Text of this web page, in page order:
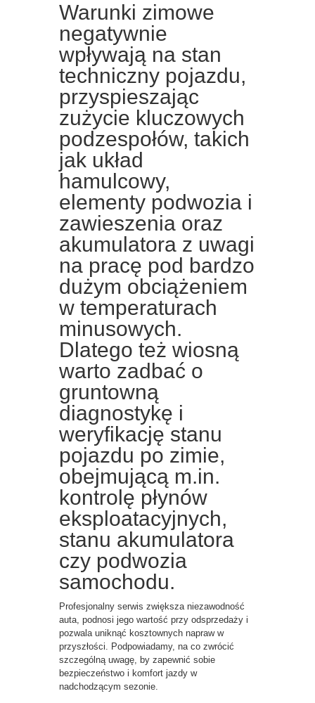
Warunki zimowe
negatywnie
wpływają na stan
techniczny pojazdu,
przyspieszając
zużycie kluczowych
podzespołów, takich
jak układ
hamulcowy,
elementy podwozia i
zawieszenia oraz
akumulatora z uwagi
na pracę pod bardzo
dużym obciążeniem
w temperaturach
minusowych.
Dlatego też wiosną
warto zadbać o
gruntowną
diagnostykę i
weryfikację stanu
pojazdu po zimie,
obejmującą m.in.
kontrolę płynów
eksploatacyjnych,
stanu akumulatora
czy podwozia
samochodu.
Profesjonalny serwis zwiększa niezawodność
auta, podnosi jego wartość przy odsprzedaży i
pozwala uniknąć kosztownych napraw w
przyszłości. Podpowiadamy, na co zwrócić
szczególną uwagę, by zapewnić sobie
bezpieczeństwo i komfort jazdy w
nadchodzącym sezonie.